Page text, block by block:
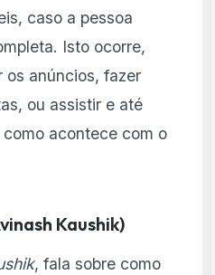
caso a pessoa
Isto ocorre,
os anúncios, fazer
ou assistir e até
como acontece com o
Kaushik)
, fala sobre como